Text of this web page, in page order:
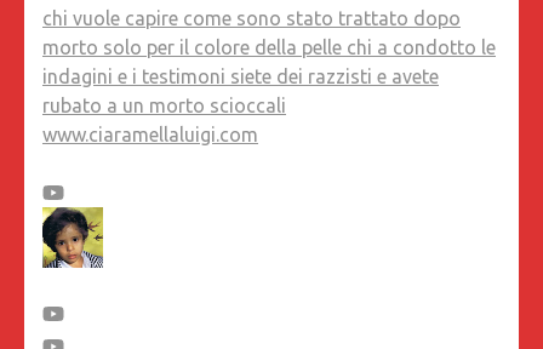
chi vuole capire come sono stato trattato dopo
morto solo per il colore della pelle chi a condotto le
indagini e i testimoni siete dei razzisti e avete
rubato a un morto scioccali
www.ciaramellaluigi.com